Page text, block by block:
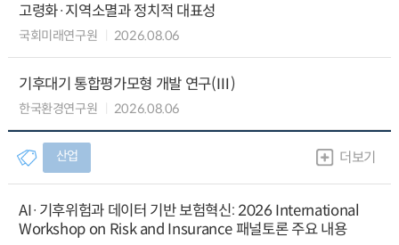
고령화·지역소멸과 정치적 대표성
국회미래연구원 2026.08.06
기후대기 통합평가모형 개발 연구(Ⅲ)
한국환경연구원 2026.08.06
산업 더보기
AI·기후위험과 데이터 기반 보험혁신: 2026 International
Workshop on Risk and Insurance 패널토론 주요 내용